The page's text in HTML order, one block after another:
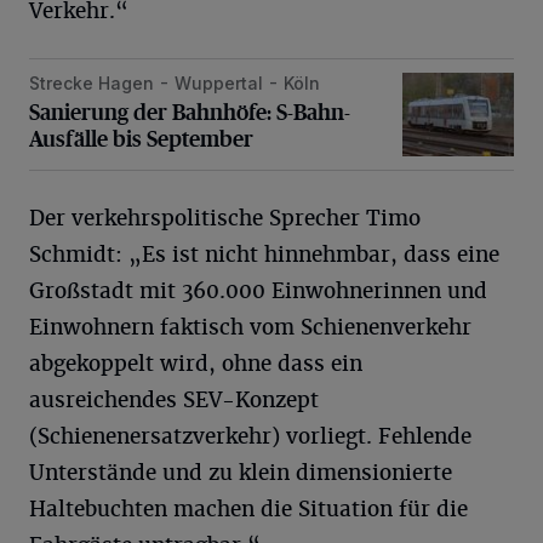
Verkehr.“
Sanierung der Bahnhöfe: S-Bahn-Ausfälle bis September
Strecke Hagen - Wuppertal - Köln
Sanierung der Bahnhöfe: S-Bahn-
Ausfälle bis September
Der verkehrspolitische Sprecher Timo
Schmidt: „Es ist nicht hinnehmbar, dass eine
Großstadt mit 360.000 Einwohnerinnen und
Einwohnern faktisch vom Schienenverkehr
abgekoppelt wird, ohne dass ein
ausreichendes SEV-Konzept
(Schienenersatzverkehr) vorliegt. Fehlende
Unterstände und zu klein dimensionierte
Haltebuchten machen die Situation für die